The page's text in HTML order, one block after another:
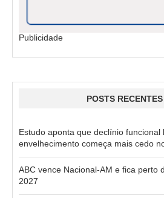
Publicidade
POSTS RECENTES
Estudo aponta que declínio funcional
envelhecimento começa mais cedo
ABC vence Nacional-AM e fica perto
2027